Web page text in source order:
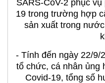
SARS-CoV-2 phục
19 trong trường hợp
sản xuất trong
- Tính đến ngày 22/
tổ chức, cá nhân ủng
Covid-19, tổng số